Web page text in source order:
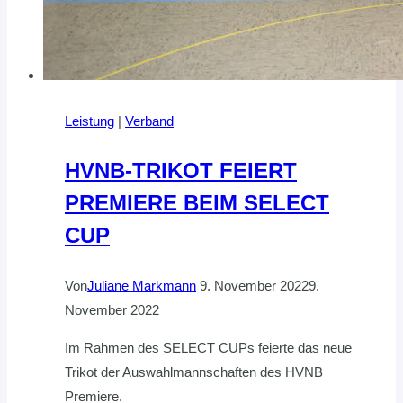
Leistung | Verband
HVNB-TRIKOT FEIERT
PREMIERE BEIM SELECT
CUP
VonJuliane Markmann 9. November 20229.
November 2022
Im Rahmen des SELECT CUPs feierte das neue
Trikot der Auswahlmannschaften des HVNB
Premiere.